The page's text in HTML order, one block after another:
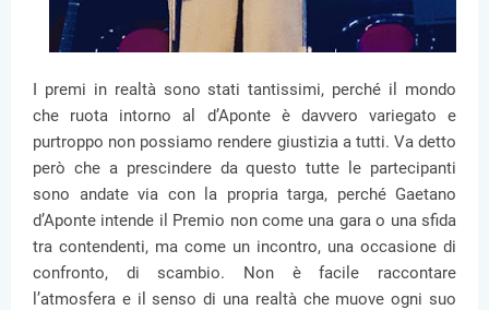
I premi in realtà sono stati tantissimi, perché il mondo
che ruota intorno al d’Aponte è davvero variegato e
purtroppo non possiamo rendere giustizia a tutti. Va detto
però che a prescindere da questo tutte le partecipanti
sono andate via con la propria targa, perché Gaetano
d’Aponte intende il Premio non come una gara o una sfida
tra contendenti, ma come un incontro, una occasione di
confronto, di scambio. Non è facile raccontare
l’atmosfera e il senso di una realtà che muove ogni suo